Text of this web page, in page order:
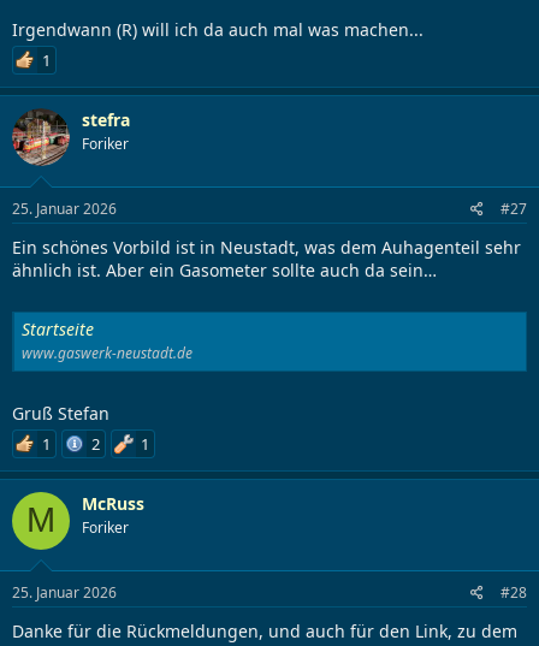
Irgendwann (R) will ich da auch mal was machen...
1
stefra
Foriker
25. Januar 2026 #27
Ein schönes Vorbild ist in Neustadt, was dem Auhagenteil sehr
ähnlich ist. Aber ein Gasometer sollte auch da sein…
Startseite
www.gaswerk-neustadt.de
Gruß Stefan
1 2 1
M McRuss
Foriker
25. Januar 2026 #28
Danke für die Rückmeldungen, und auch für den Link, zu dem